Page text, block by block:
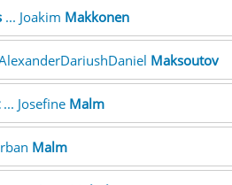
... Joakim Makkonen
Maksoutov
... Josefine Malm
Malm